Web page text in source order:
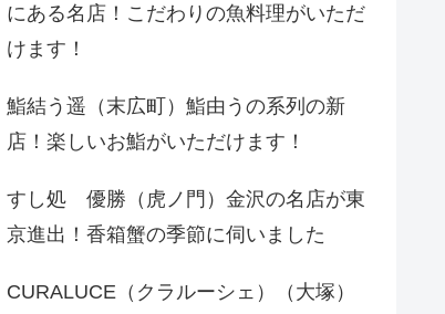
にある名店！こだわりの魚料理がいただ
けます！
鮨結う遥（末広町）鮨由うの系列の新
店！楽しいお鮨がいただけます！
すし処 優勝（虎ノ門）金沢の名店が東
京進出！香箱蟹の季節に伺いました
CURALUCE（クラルーシェ）（大塚）